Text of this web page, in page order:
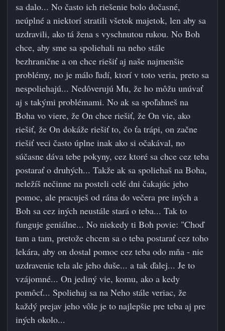
sa dalo... No často ich riešenie bolo dočasné,
neúplné a niektorí stratili všetok majetok, len aby sa
uzdravili, ako tá žena s vyschnutou rukou. No Boh
chce, aby sme sa spoliehali na neho stále
bezhranične a on chce riešiť aj naše najmenšie
problémy, no je málo ľudí, ktorí v toto veria, preto sa
nespoliehajú... Nedôverujú Mu, že ho môžu unúvať
aj s takými problémami. No ak sa spoľahneš na
Boha vo viere, že On chce riešiť, že On vie, ako
riešiť, že On dokáže riešiť to, čo ťa trápi, on začne
riešiť veci často úplne inak ako si očakával, no
súčasne dáva tebe pokyny, cez ktoré sa chce cez teba
postarať o druhých... Takže ak sa spoliehaš na Boha,
neležíš nečinne na posteli celé dni čakajúc jeho
pomoc, ale pracuješ od rána do večera pre iných a
Boh sa cez iných neustále stará o teba... Tak to
funguje geniálne... No niekedy ti Boh povie: "Choď
tam a tam, pretože chcem sa o teba postarať cez toho
lekára, aby on dostal pomoc cez teba odo mňa - nie
uzdravenie tela ale jeho duše... a tak ďalej... Je to
vzájomné... On jediný vie, komu, ako a kedy
pomôcť... Spoliehaj sa na Neho stále veriac, že
každý prejav jeho vôle je to najlepšie pre teba aj pre
iných okolo...